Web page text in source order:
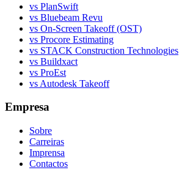
vs PlanSwift
vs Bluebeam Revu
vs On-Screen Takeoff (OST)
vs Procore Estimating
vs STACK Construction Technologies
vs Buildxact
vs ProEst
vs Autodesk Takeoff
Empresa
Sobre
Carreiras
Imprensa
Contactos